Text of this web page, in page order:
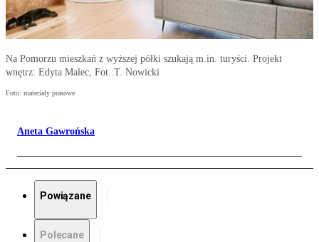
Na Pomorzu mieszkań z wyższej półki szukają m.in. turyści. Projekt
wnętrz: Edyta Malec, Fot.:T. Nowicki
Foto: materiały prasowe
Aneta Gawrońska
Powiązane
Polecane